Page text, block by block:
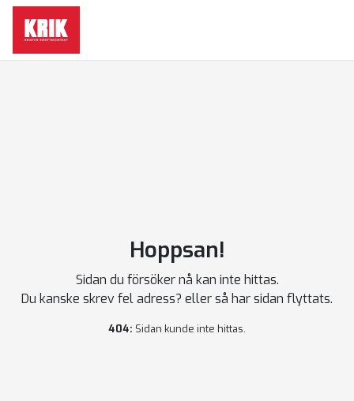
Hoppsan!
Sidan du försöker nå kan inte hittas.
Du kanske skrev fel adress? eller så har sidan flyttats.
404: Sidan kunde inte hittas.